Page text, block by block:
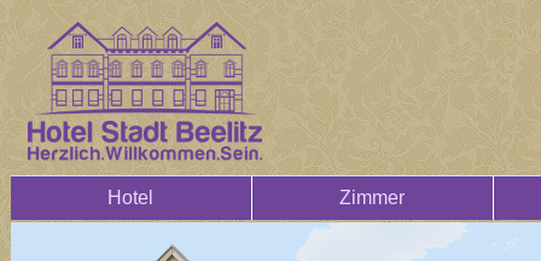
Hotel Zimmer